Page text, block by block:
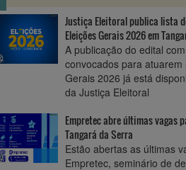
Justiça Eleitoral publica lista
Eleições Gerais 2026 em
A publicação do edital
convocados para atuarem
Gerais 2026 já está
da Justiça Eleitoral
Empretec abre últimas vagas
Tangará da Serra
Estão abertas as últimas
Empretec, seminário de